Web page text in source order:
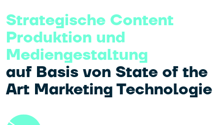
Strategische Content
Produktion und
Mediengestaltung
auf Basis von State of the
Art Marketing Technologie